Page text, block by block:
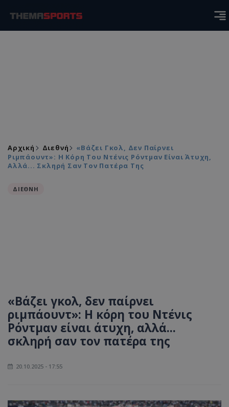
Αρχική Διεθνή
«Βάζει Γκολ, Δεν Παίρνει
Ριμπάουντ»: Η Κόρη Του Ντένις Ρόντμαν Είναι Άτυχη,
Αλλά... Σκληρή Σαν Τον Πατέρα Της
ΔΙΕΘΝΗ
«Βάζει γκολ, δεν παίρνει
ριμπάουντ»: Η κόρη του Ντένις
Ρόντμαν είναι άτυχη, αλλά...
σκληρή σαν τον πατέρα της
20.10.2025 - 17:55